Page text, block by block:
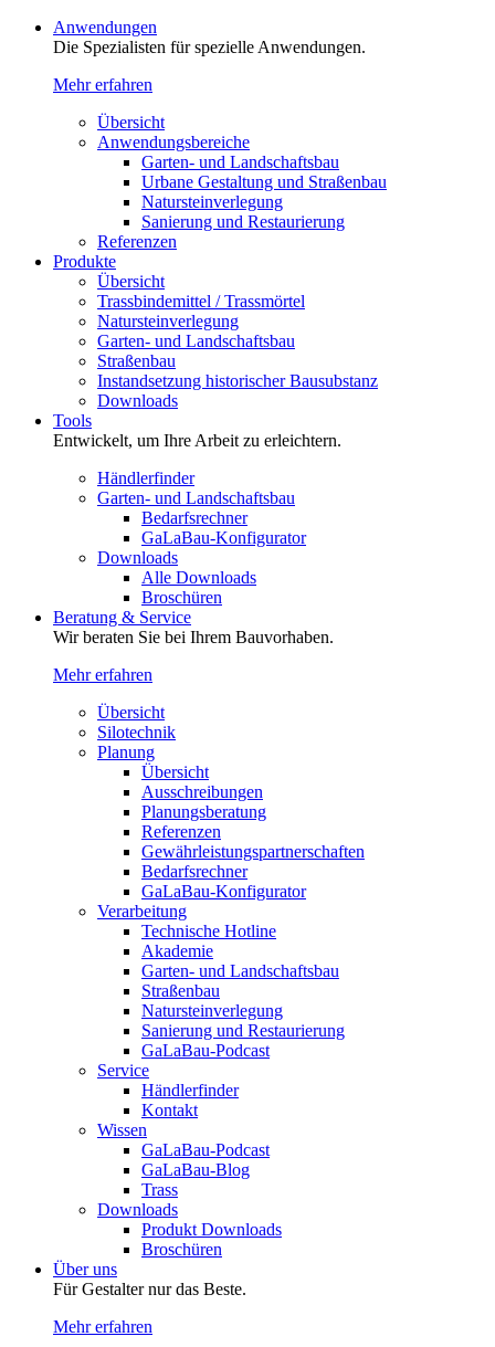
Anwendungen
Die Spezialisten für spezielle Anwendungen.
Mehr erfahren
Übersicht
Anwendungsbereiche
Garten- und Landschaftsbau
Urbane Gestaltung und Straßenbau
Natursteinverlegung
Sanierung und Restaurierung
Referenzen
Produkte
Übersicht
Trassbindemittel / Trassmörtel
Natursteinverlegung
Garten- und Landschaftsbau
Straßenbau
Instandsetzung historischer Bausubstanz
Downloads
Tools
Entwickelt, um Ihre Arbeit zu erleichtern.
Händlerfinder
Garten- und Landschaftsbau
Bedarfsrechner
GaLaBau-Konfigurator
Downloads
Alle Downloads
Broschüren
Beratung & Service
Wir beraten Sie bei Ihrem Bauvorhaben.
Mehr erfahren
Übersicht
Silotechnik
Planung
Übersicht
Ausschreibungen
Planungsberatung
Referenzen
Gewährleistungspartnerschaften
Bedarfsrechner
GaLaBau-Konfigurator
Verarbeitung
Technische Hotline
Akademie
Garten- und Landschaftsbau
Straßenbau
Natursteinverlegung
Sanierung und Restaurierung
GaLaBau-Podcast
Service
Händlerfinder
Kontakt
Wissen
GaLaBau-Podcast
GaLaBau-Blog
Trass
Downloads
Produkt Downloads
Broschüren
Über uns
Für Gestalter nur das Beste.
Mehr erfahren